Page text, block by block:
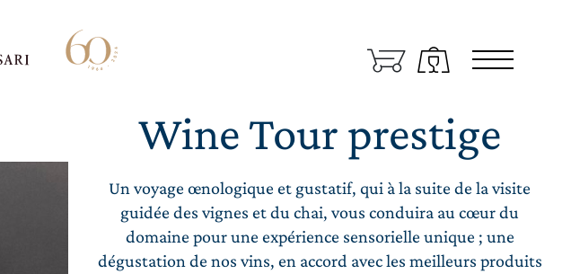
Zone réservée
Wine Tour prestige
Un voyage œnologique et gustatif, qui à la suite de la visite
guidée des vignes et du chai, vous conduira au cœur du
domaine pour une expérience sensorielle unique ; une
dégustation de nos vins, en accord avec les meilleurs produits